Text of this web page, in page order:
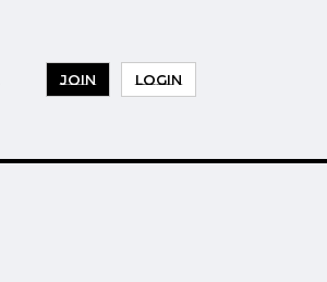
JOIN LOGIN